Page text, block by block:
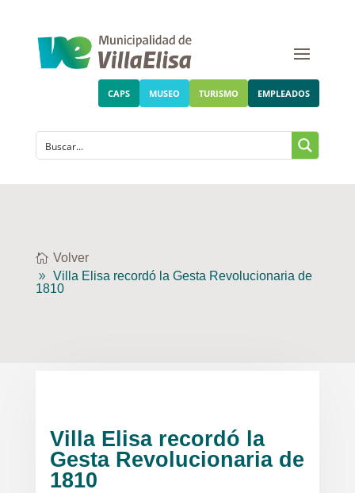
CAPS MUSEO TURISMO EMPLEADOS
Volver
Villa Elisa recordó la Gesta Revolucionaria de
1810
Villa Elisa recordó la
Gesta Revolucionaria de
1810